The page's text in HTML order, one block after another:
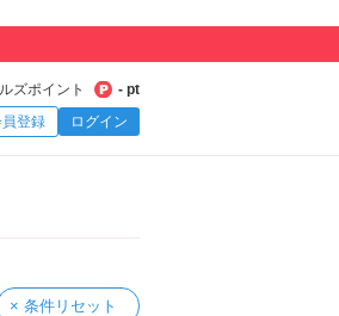
ズポイント
- pt
登録
ログイン
× 条件リセット